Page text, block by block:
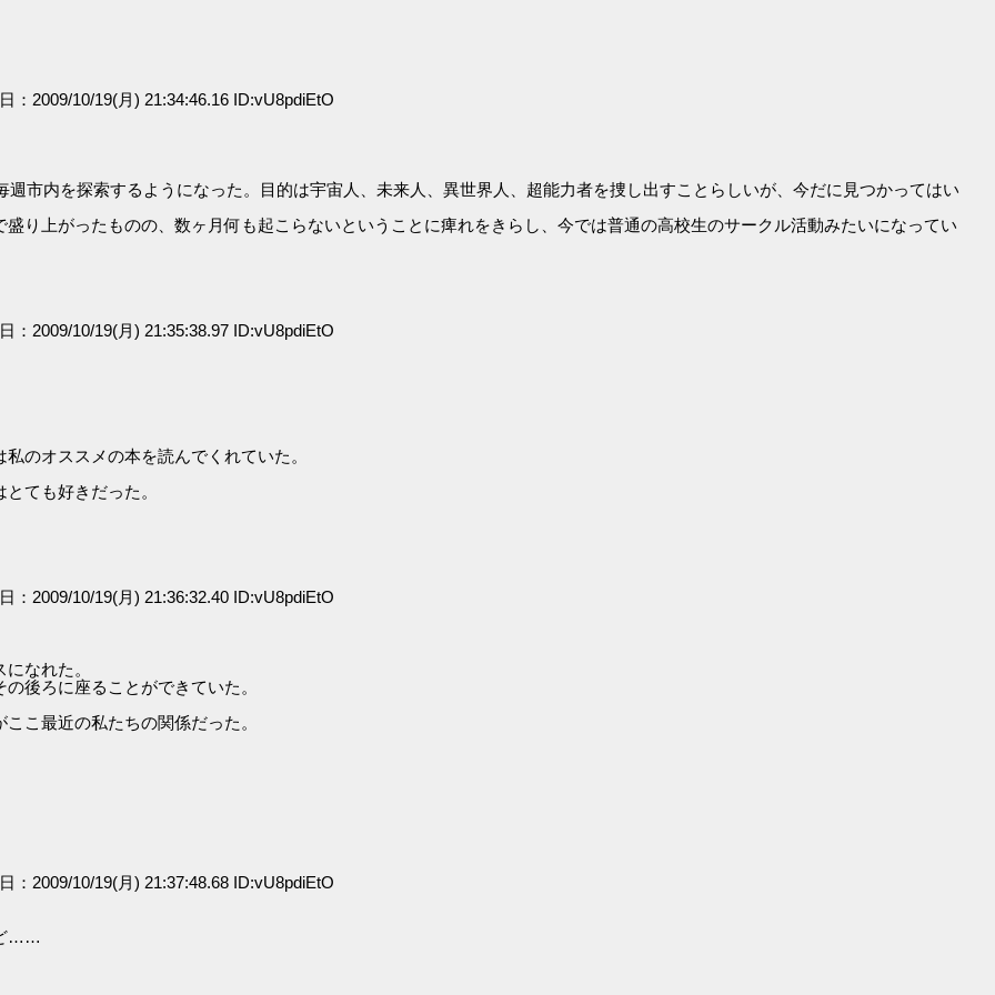
：2009/10/19(月) 21:34:46.16 ID:vU8pdiEtO
市内を探索するようになった。目的は宇宙人、未来人、異世界人、超能力者を捜し出すことらしいが、今だに見つかってはい
り上がったものの、数ヶ月何も起こらないということに痺れをきらし、今では普通の高校生のサークル活動みたいになってい
：2009/10/19(月) 21:35:38.97 ID:vU8pdiEtO
のオススメの本を読んでくれていた。
ても好きだった。
：2009/10/19(月) 21:36:32.40 ID:vU8pdiEtO
なれた。
後ろに座ることができていた。
こ最近の私たちの関係だった。
：2009/10/19(月) 21:37:48.68 ID:vU8pdiEtO
……